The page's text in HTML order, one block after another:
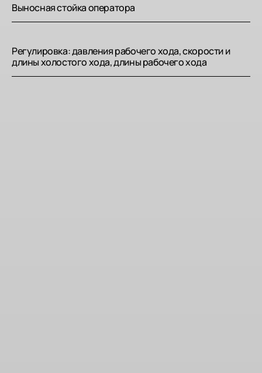
Выносная стойка оператора
Регулировка: давления рабочего хода, скорости и
длины холостого хода, длины рабочего хода